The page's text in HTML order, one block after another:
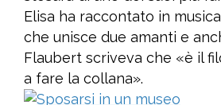
Elisa ha raccontato in
che unisce due amanti e
Flaubert scriveva che «è il
a fare la collana».